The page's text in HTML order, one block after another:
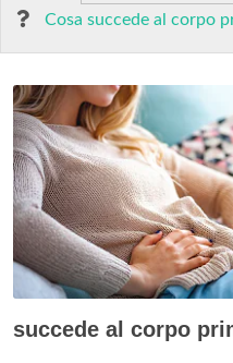
Cosa succede al corpo
succede al corpo